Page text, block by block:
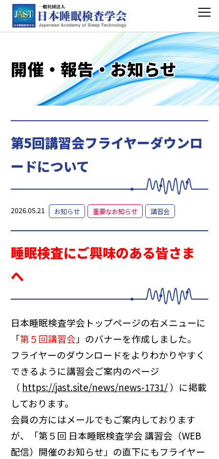
開催・報告・お知らせ
第5回講習会フライヤーダウンロ
ードについて
2026.05.21 お知らせ 重要なお知らせ 講習会
睡眠検査にご興味のある皆さま
へ
日本睡眠検査学会トップページの右メニューに
「第５回講習会 」のバナーを作成しました。
フライヤーのダウンロードをよりわかりやすく
できるように講習会ご案内のページ
（ https://jast.site/news/news-1731/）に掲載
しております。
会員の方にはメールでもご案内しております
が、「第５回 日本睡眠検査学会 講習会（WEB
配信）開催のお知らせ」の直下にもフライヤー